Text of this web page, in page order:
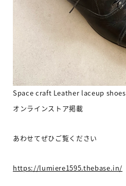
Space craft Leather laceup shoes
オンラインストア掲載
あわせてぜひご覧ください
https://lumiere1595.thebase.in/